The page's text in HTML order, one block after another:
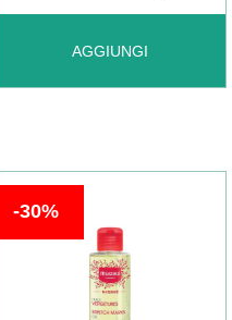
AGGIUNGI
AGGIUNGI MUSTELA
200ML AL
30%